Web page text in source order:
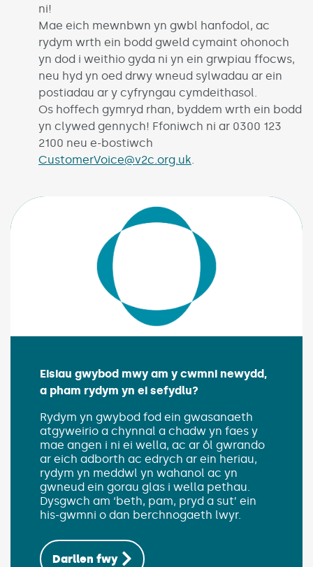
ni!
Mae eich mewnbwn yn gwbl hanfodol, ac
rydym wrth ein bodd gweld cymaint ohonoch
yn dod i weithio gyda ni yn ein grwpiau ffocws,
neu hyd yn oed drwy wneud sylwadau ar ein
postiadau ar y cyfryngau cymdeithasol.
Os hoffech gymryd rhan, byddem wrth ein bodd
yn clywed gennych! Ffoniwch ni ar 0300 123
2100 neu e-bostiwch
CustomerVoice@v2c.org.uk.
Eisiau gwybod mwy am y cwmni newydd,
a pham rydym yn ei sefydlu?
Rydym yn gwybod fod ein gwasanaeth
atgyweirio a chynnal a chadw yn faes y
mae angen i ni ei wella, ac ar ôl gwrando
ar eich adborth ac edrych ar ein heriau,
rydym yn meddwl yn wahanol ac yn
gwneud ein gorau glas i wella pethau.
Dysgwch am ‘beth, pam, pryd a sut’ ein
his-gwmni o dan berchnogaeth lwyr.
Darllen fwy